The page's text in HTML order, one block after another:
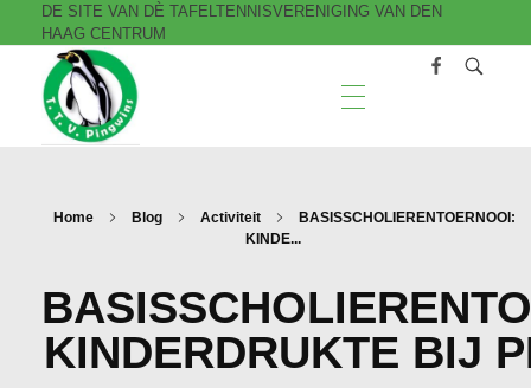
DE SITE VAN DÈ TAFELTENNISVERENIGING VAN DEN
HAAG CENTRUM
T.T.V. Pingwins
Home Blog Activiteit
BASISSCHOLIERENTOERNOOI:
KINDE...
KINDERDRUKTE BIJ